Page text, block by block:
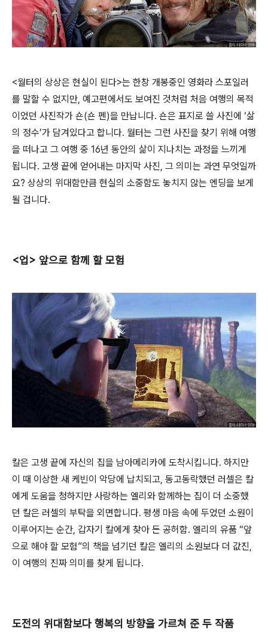
<월터의 상상은 현실이 된다>는 한창 개봉중인 영화라 스포일러
를 말할 수 없지만, 예고편에서도 보여진 것처럼 처음 여행의 목적
이었던 사진작가 숀(숀 펜)을 만납니다. 숀은 표지로 쓸 사진에 ‘삶
의 정수’가 담겨있다고 합니다. 월터는 그런 사진을 찾기 위해 여행
을 떠나고 그 여행 중 16년 동안의 삶이 지나치는 과정을 느끼게
됩니다. 고생 끝에 얻어내는 마지막 사진, 그 의미는 과연 무엇일까
요? 상상의 위대함만큼 현실의 소중함도 놓치지 않는 엔딩을 보게
될 겁니다.
<업> 앞으로 함께 할 모험
칼은 고생 끝에 자신의 집을 남아메리카에 도착시킵니다. 하지만
이 때 이상한 새 케빈이 악당에 납치되고, 동고동락했던 러셀은 칼
에게 도움을 청하지만 사랑하는 엘리와 함께하는 집이 더 소중했
던 칼은 러셀의 부탁을 외면합니다. 평생 마음 속에 두었던 소원이
이루어지는 순간, 갑자기 칼에게 찾아 든 공허함. 엘리의 유품 “앞
으로 해야 할 모험”의 책을 넘기던 칼은 엘리의 소원보다 더 값진,
이 여행의 진짜 의미를 찾게 됩니다.
도전의 위대함보다 행복의 방향을 가르쳐 준 두 작품